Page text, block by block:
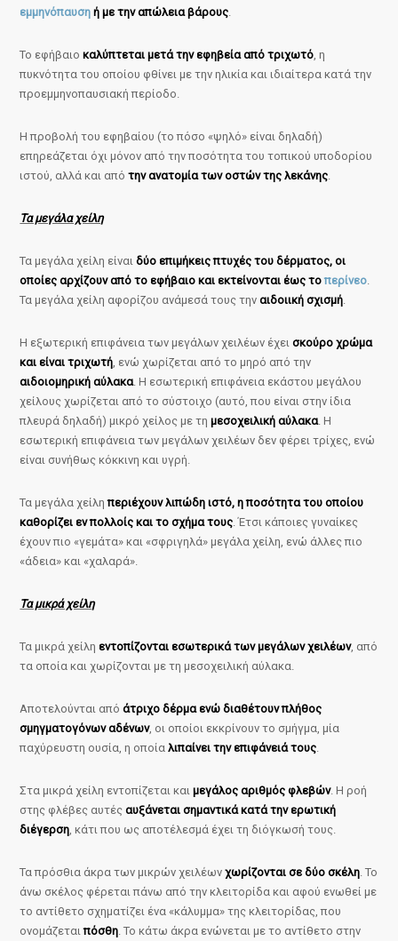
εμμηνόπαυσηή με την απώλεια βάρους.
Το εφήβαιοκαλύπτεται μετά την εφηβεία από τριχωτό, η
πυκνότητα του οποίου φθίνει με την ηλικία και ιδιαίτερα κατά την
προεμμηνοπαυσιακή περίοδο.
Η προβολή του εφηβαίου (το πόσο «ψηλό» είναι δηλαδή)
επηρεάζεται όχι μόνον από την ποσότητα του τοπικού υποδορίου
ιστού, αλλά και απότην ανατομία των οστών της λεκάνης.
Τα μεγάλα χείλη
Τα μεγάλα χείλη είναιδύο επιμήκεις πτυχές του δέρματος, οι
οποίες αρχίζουν από το εφήβαιο και εκτείνονται έως τοπερίνεο.
Τα μεγάλα χείλη αφορίζου ανάμεσά τους τηναιδοιική σχισμή.
Η εξωτερική επιφάνεια των μεγάλων χειλέων έχεισκούρο χρώμα
και είναι τριχωτή, ενώ χωρίζεται από το μηρό από την
αιδοιομηρική αύλακα. Η εσωτερική επιφάνεια εκάστου μεγάλου
χείλους χωρίζεται από το σύστοιχο (αυτό, που είναι στην ίδια
πλευρά δηλαδή) μικρό χείλος με τημεσοχειλική αύλακα. Η
εσωτερική επιφάνεια των μεγάλων χειλέων δεν φέρει τρίχες, ενώ
είναι συνήθως κόκκινη και υγρή.
Τα μεγάλα χείληπεριέχουν λιπώδη ιστό, η ποσότητα του οποίου
καθορίζει εν πολλοίς και το σχήμα τους. Έτσι κάποιες γυναίκες
έχουν πιο «γεμάτα» και «σφριγηλά» μεγάλα χείλη, ενώ άλλες πιο
«άδεια» και «χαλαρά».
Τα μικρά χείλη
Τα μικρά χείληεντοπίζονται εσωτερικά των μεγάλων χειλέων, από
τα οποία και χωρίζονται με τη μεσοχειλική αύλακα.
Αποτελούνται απόάτριχο δέρμα ενώ διαθέτουν πλήθος
σμηγματογόνων αδένων, οι οποίοι εκκρίνουν το σμήγμα, μία
παχύρευστη ουσία, η οποίαλιπαίνει την επιφάνειά τους.
Στα μικρά χείλη εντοπίζεται καιμεγάλος αριθμός φλεβών. Η ροή
στης φλέβες αυτέςαυξάνεται σημαντικά κατά την ερωτική
διέγερση, κάτι που ως αποτέλεσμά έχει τη διόγκωσή τους.
Τα πρόσθια άκρα των μικρών χειλέωνχωρίζονται σε δύο σκέλη. Το
άνω σκέλος φέρεται πάνω από την κλειτορίδα και αφού ενωθεί με
το αντίθετο σχηματίζει ένα «κάλυμμα» της κλειτορίδας, που
ονομάζεταιπόσθη. Το κάτω άκρα ενώνεται με το αντίθετο στην